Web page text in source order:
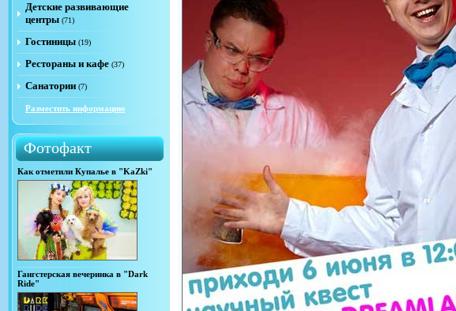
Детские развивающие
центры (71)
Гостиницы (19)
Рестораны и кафе (37)
Санатории (7)
Разместить информацию
Фотофакт
Как отметили Купалье в "KaZki"
Гангстерская вечеринка в "Dark
Ride"